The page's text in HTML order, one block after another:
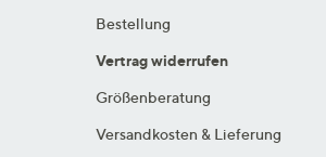
Bestellung
Vertrag widerrufen
Größenberatung
Versandkosten & Lieferung